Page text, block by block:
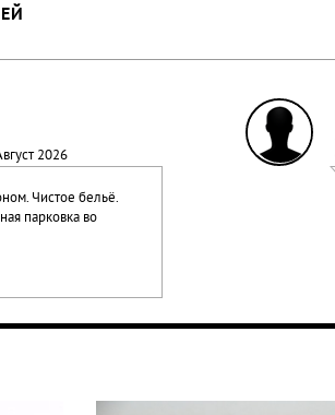
2026
Чистое бельё.
парковка во